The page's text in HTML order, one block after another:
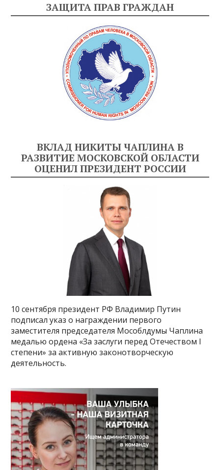
ЗАЩИТА ПРАВ ГРАЖДАН
ВКЛАД НИКИТЫ ЧАПЛИНА В
РАЗВИТИЕ МОСКОВСКОЙ ОБЛАСТИ
ОЦЕНИЛ ПРЕЗИДЕНТ РОССИИ
10 сентября президент РФ Владимир Путин
подписал указ о награждении первого
заместителя председателя Мособлдумы Чаплина
медалью ордена «За заслуги перед Отечеством I
степени» за активную законотворческую
деятельность.